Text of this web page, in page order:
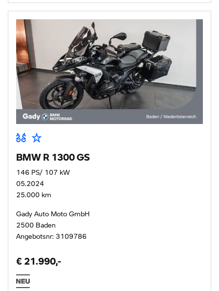
BMW R 1300 GS
146 PS/ 107 kW
05.2024
25.000 km
Gady Auto Moto GmbH
2500 Baden
Angebotsnr: 3109786
€ 21.990,-